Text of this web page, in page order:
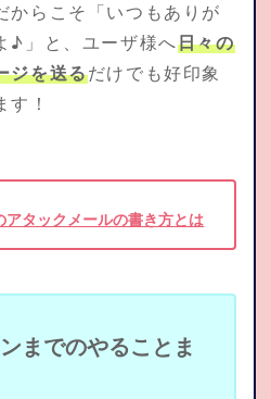
からこそ「いつもありが
♪」と、ユーザ様へ日々の
ジを送るだけでも好印象
！
タックメールの書き方とは
までのやることま